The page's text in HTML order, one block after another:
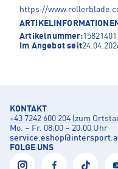
https://
ARTIKELINFORMATIONEN
Artikelnummer:
Im Angebot seit
KONTAKT
+43 7242 600 204 (zum
Mo. – Fr. 08:00 – 20:00 Uhr
service.eshop@
FOLGE UNS